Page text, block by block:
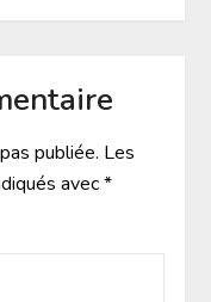
publiée. Les
avec*